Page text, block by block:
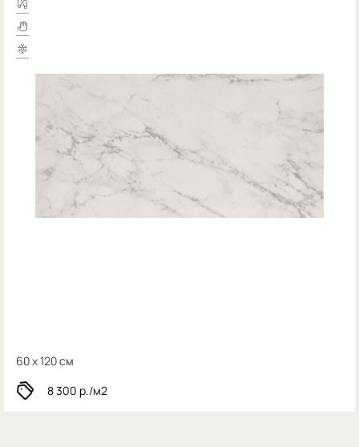
60 x 120 см
8 300 р./м2